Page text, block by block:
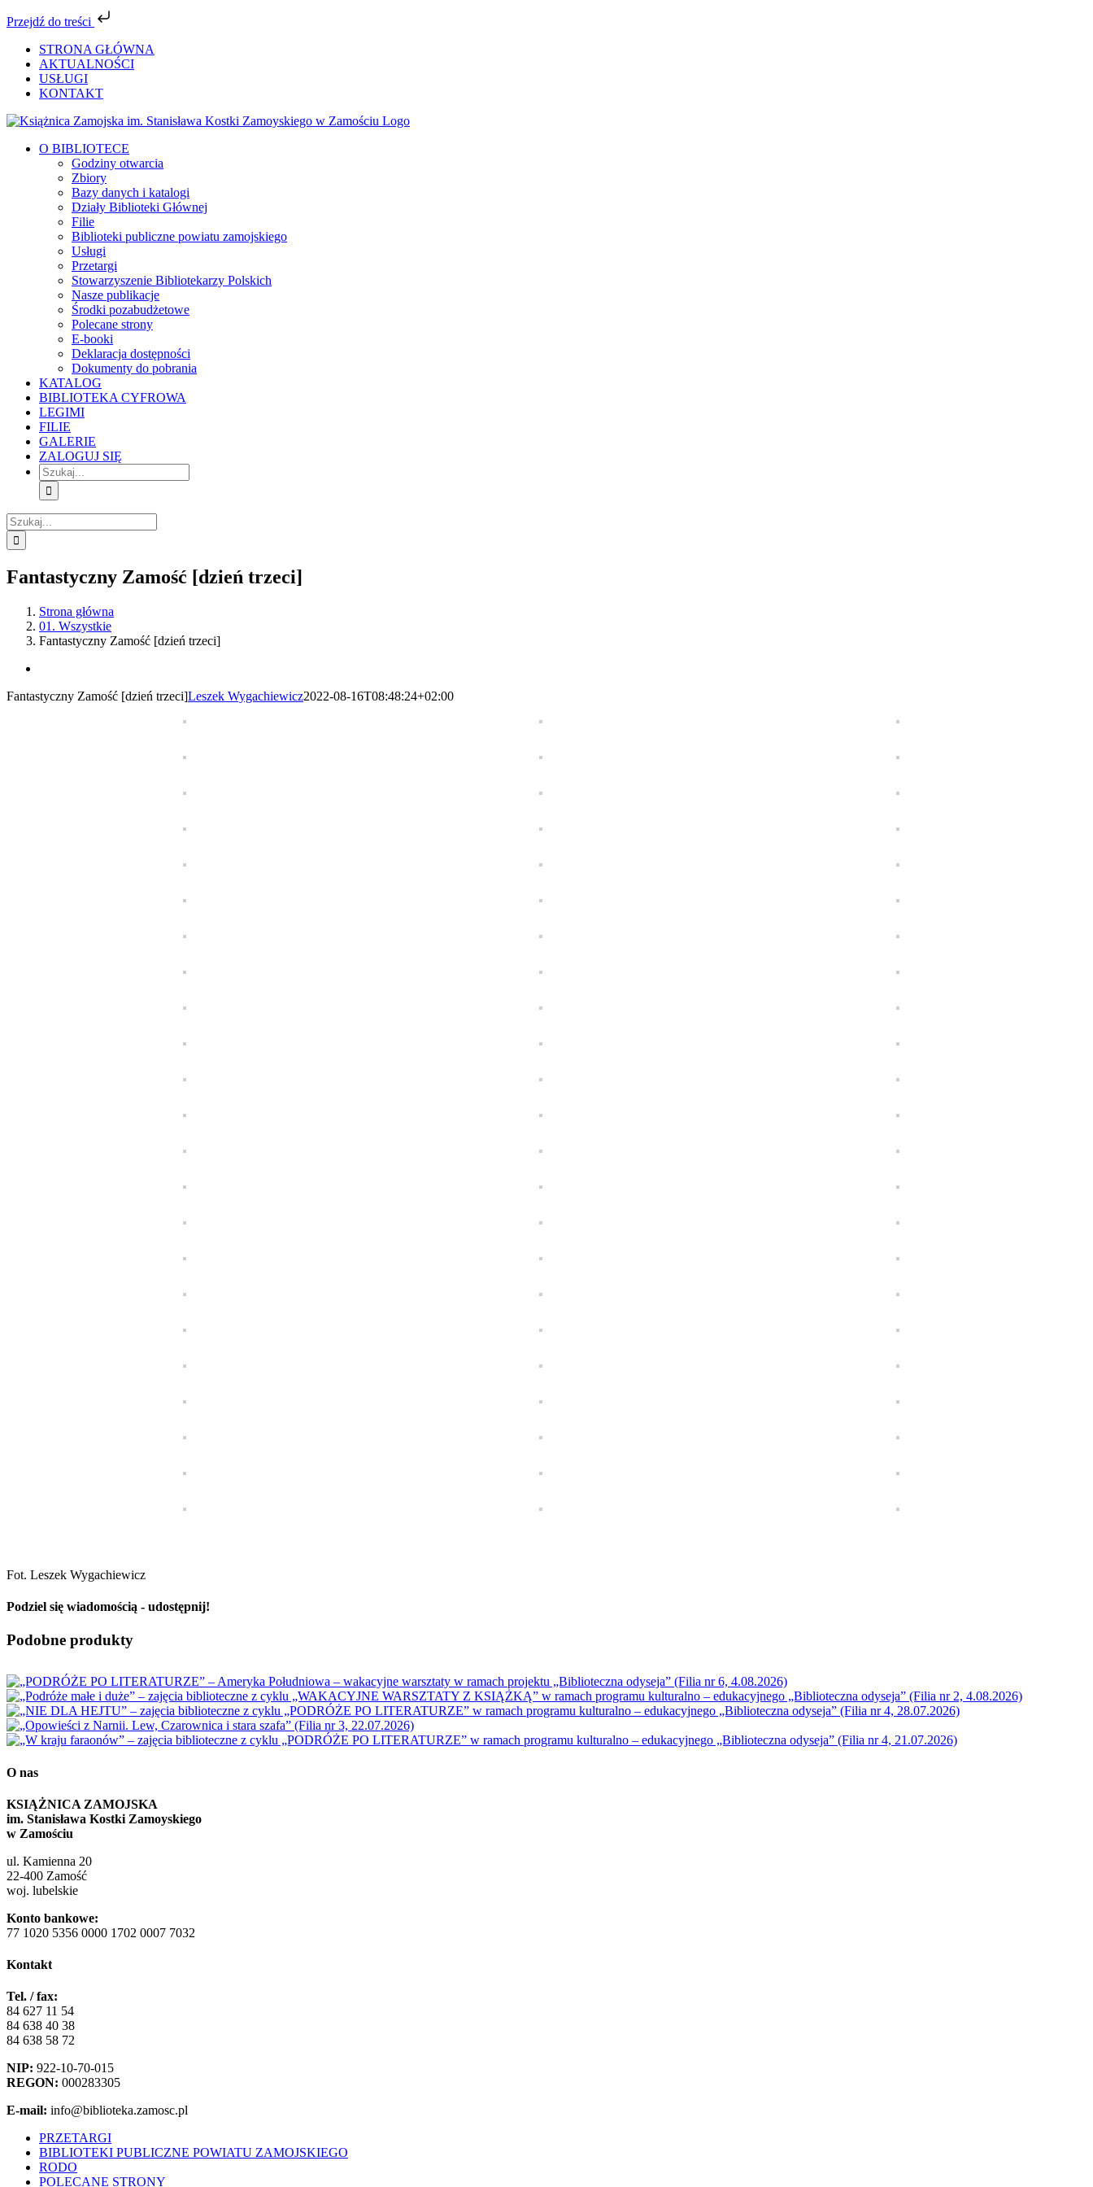
Przejdź do treści
zawartości
STRONA GŁÓWNA
AKTUALNOŚCI
USŁUGI
KONTAKT
Facebook
YouTube
Instagram
Tiktok
O BIBLIOTECE
Godziny otwarcia
Zbiory
Bazy danych i katalogi
Działy Biblioteki Głównej
Filie
Biblioteki publiczne powiatu zamojskiego
Usługi
Przetargi
Stowarzyszenie Bibliotekarzy Polskich
Nasze publikacje
Środki pozabudżetowe
Polecane strony
E-booki
Deklaracja dostępności
Dokumenty do pobrania
KATALOG
BIBLIOTEKA CYFROWA
LEGIMI
FILIE
GALERIE
ZALOGUJ SIĘ
Szukaj
Szukaj
Fantastyczny Zamość [dzień trzeci]
Strona główna
01. Wszystkie
Fantastyczny Zamość [dzień trzeci]
Image
Fantastyczny Zamość [dzień trzeci]Leszek Wygachiewicz2022-08-16T08:48:24+02:00
Fot. Leszek Wygachiewicz
Podziel się wiadomością - udostępnij!
Facebook
X
Reddit
LinkedIn
WhatsApp
Tumblr
Pinterest
Vk
Email
Podobne produkty
O nas
KSIĄŻNICA ZAMOJSKA
im. Stanisława Kostki Zamoyskiego
w Zamościu
ul. Kamienna 20
22-400 Zamość
woj. lubelskie
Konto bankowe:
77 1020 5356 0000 1702 0007 7032
Kontakt
Tel. / fax:
84 627 11 54
84 638 40 38
84 638 58 72
NIP: 922-10-70-015
REGON: 000283305
E-mail: info@biblioteka.zamosc.pl
PRZETARGI
BIBLIOTEKI PUBLICZNE POWIATU ZAMOJSKIEGO
RODO
POLECANE STRONY